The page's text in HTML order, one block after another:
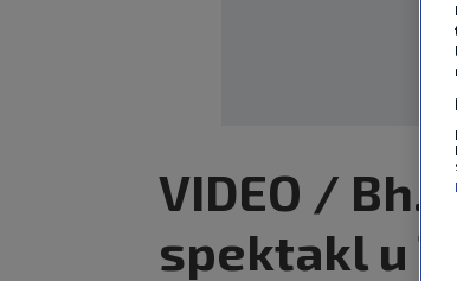
VIDEO / Bh.
spektakl u